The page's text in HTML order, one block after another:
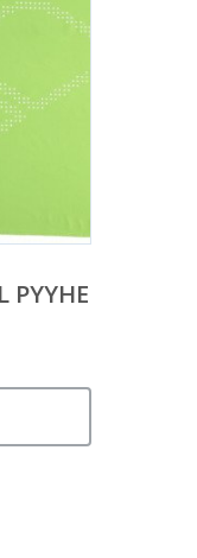
PYYHE